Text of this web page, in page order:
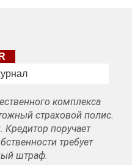
комплекса
страховой полис.
поручает
требует
штраф.